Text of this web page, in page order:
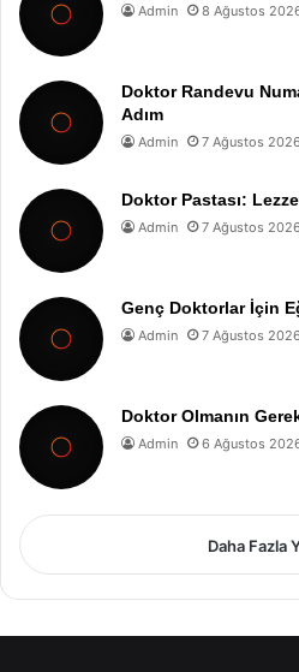
Admin 8 Ağustos
Doktor Randevu
Adım
Admin 7 Ağustos 2026
Doktor Pastası:
Admin 7 Ağustos 2026
Genç Doktorlar İçin
Admin 7 Ağustos 2026
Doktor Olmanın
Admin 6 Ağustos
Daha Fazla